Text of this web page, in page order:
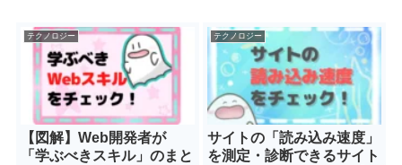
テクノロジー
【図解】Web開発者が
「学ぶべきスキル」のまと
テクノロジー
サイトの「読み込み速度」
を測定・診断できるサイト